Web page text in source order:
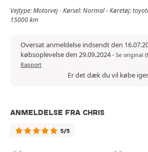
Vejtype: Motorvej - Kørsel: Normal - Køretøj:
15000 km
Oversat anmeldelse indsendt den
købsoplevelse den 29.09.2024- Se original
Rapport
Er det dæk du vil købe
ANMELDELSE FRA CHRIS
5/5